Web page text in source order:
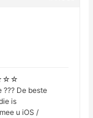
☆☆☆
??? De beste
is
u iOS /